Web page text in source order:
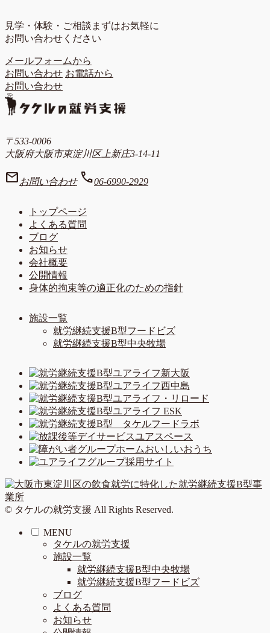
見学・体験・ご相談 まずはお気軽に
お問い合わせください
メールフォームから
お問い合わせ お電話から
お問い合わせ
〒533-0006
大阪府大阪市東淀川区上新庄3-14-11
mail お問い合わせ call06-6990-2929
トップページ
よくある質問
ブログ
お知らせ
会社概要
公開情報
身体的拘束等の適正化のための指針
施設一覧
就労継続支援B型フードビズ
就労継続支援B型中央牧場
© タケルの就労支援 All Rights Reserved.
MENU
タケルの就労支援
施設一覧
就労継続支援B型中央牧場
就労継続支援B型フードビズ
ブログ
よくある質問
お知らせ